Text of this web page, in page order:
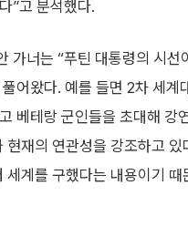
”고 분석했다.
가너는 “푸틴 대통령의 시선
어왔다. 예를 들면 2차 세
베테랑 군인들을 초대해 강
재의 연관성을 강조하고
계를 구했다는 내용이기